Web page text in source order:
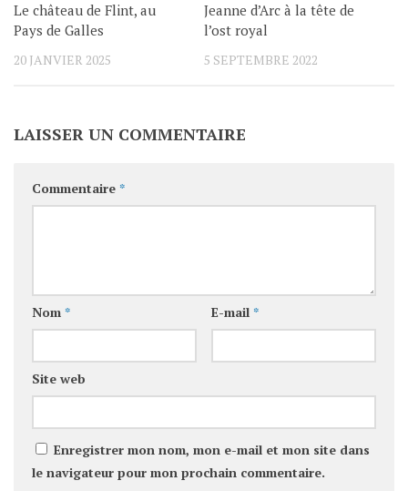
Le château de Flint, au
Pays de Galles
20 JANVIER 2025
Jeanne d’Arc à la tête de
l’ost royal
5 SEPTEMBRE 2022
LAISSER UN COMMENTAIRE
Commentaire *
Nom * E-mail *
Site web
Enregistrer mon nom, mon e-mail et mon site dans
le navigateur pour mon prochain commentaire.